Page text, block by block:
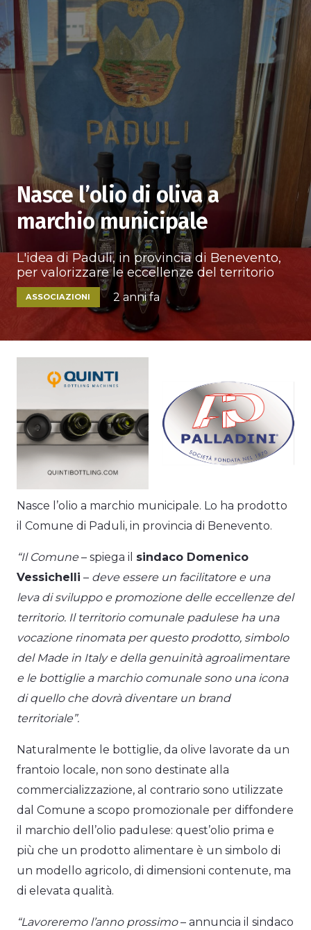
Nasce l’olio di oliva a
marchio municipale
L'idea di Paduli, in provincia di Benevento,
per valorizzare le eccellenze del territorio
ASSOCIAZIONI 2 anni fa
Nasce l’olio a marchio municipale. Lo ha prodotto
il Comune di Paduli, in provincia di Benevento.
“Il Comune – spiega il sindaco Domenico
Vessichelli – deve essere un facilitatore e una
leva di sviluppo e promozione delle eccellenze del
territorio. Il territorio comunale padulese ha una
vocazione rinomata per questo prodotto, simbolo
del Made in Italy e della genuinità agroalimentare
e le bottiglie a marchio comunale sono una icona
di quello che dovrà diventare un brand
territoriale”.
Naturalmente le bottiglie, da olive lavorate da un
frantoio locale, non sono destinate alla
commercializzazione, al contrario sono utilizzate
dal Comune a scopo promozionale per diffondere
il marchio dell’olio padulese: quest’olio prima e
più che un prodotto alimentare è un simbolo di
un modello agricolo, di dimensioni contenute, ma
di elevata qualità.
“Lavoreremo l’anno prossimo– annuncia il sindaco